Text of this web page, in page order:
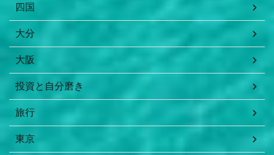
四国
大分
大阪
投資と自分磨き
旅行
東京